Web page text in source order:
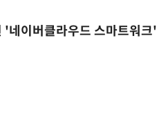
네이버클라우드 스마트워크